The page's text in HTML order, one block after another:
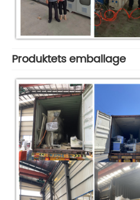
Produktets emballage